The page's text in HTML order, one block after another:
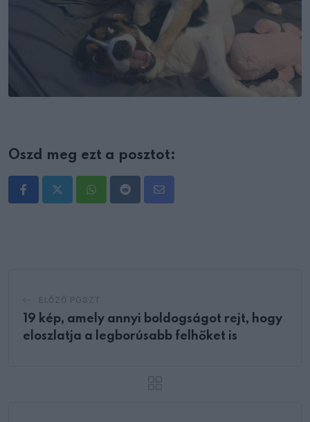
Oszd meg ezt a posztot:
WhatsappRedditShare
19 kép, amely annyi boldogságot rejt, hogy
eloszlatja a legborúsabb felhőket is